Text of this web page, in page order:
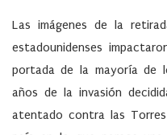
Las imágenes de la
estadounidenses
portada de la mayoría de
años de la invasión
atentado contra las Torres